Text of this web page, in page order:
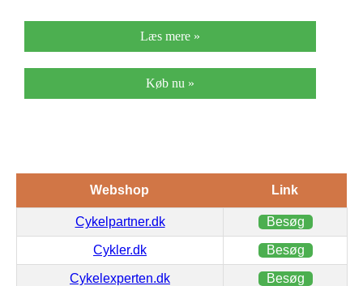
Læs mere »
Køb nu »
Webshop Link
Cykelpartner.dk Besøg
Cykler.dk Besøg
Cykelexperten.dk Besøg